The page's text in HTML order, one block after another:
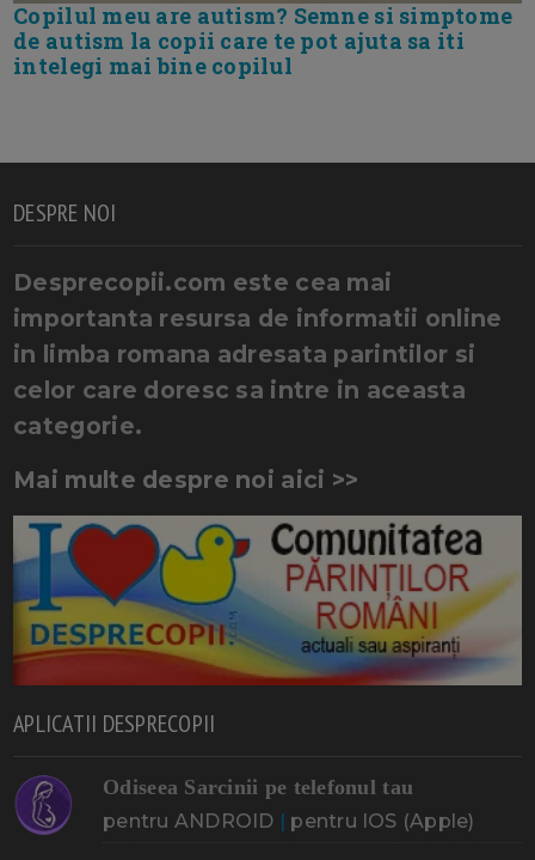
Copilul meu are autism? Semne si simptome
de autism la copii care te pot ajuta sa iti
intelegi mai bine copilul
DESPRE NOI
Desprecopii.com este cea mai
importanta resursa de informatii online
in limba romana adresata parintilor si
celor care doresc sa intre in aceasta
categorie.
Mai multe despre noi aici >>
APLICATII DESPRECOPII
Odiseea Sarcinii pe telefonul tau
pentru ANDROID | pentru IOS (Apple)